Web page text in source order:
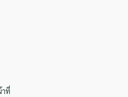
าที่